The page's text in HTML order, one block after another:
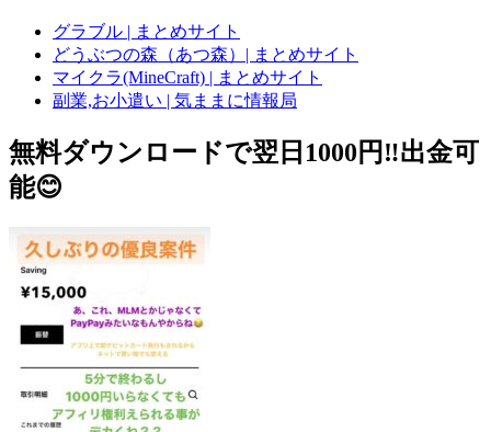
グラブル | まとめサイト
どうぶつの森（あつ森）| まとめサイト
マイクラ(MineCraft) | まとめサイト
副業,お小遣い | 気ままに情報局
無料ダウンロードで翌日1000円‼️出金可
能😊